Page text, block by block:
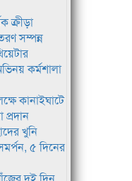
ক্রীড়া
সম্পন্ন
কর্মশালা
কানাইঘাটে
খুনি
৫ দিনের